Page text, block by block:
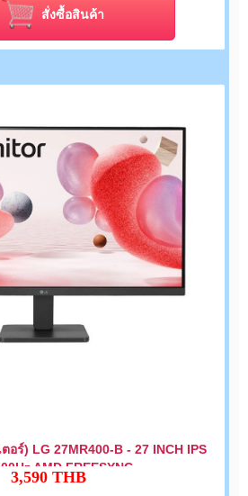
สั่งซื้อสินค้า
อร์) LG 27MR400-B - 27 INCH IPS
AMD FREESYNC
3,590 THB